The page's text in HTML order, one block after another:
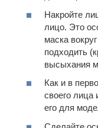
Накройте
лицо. Это
маска
подходить
высыхания
Как и в
своего лица
его для